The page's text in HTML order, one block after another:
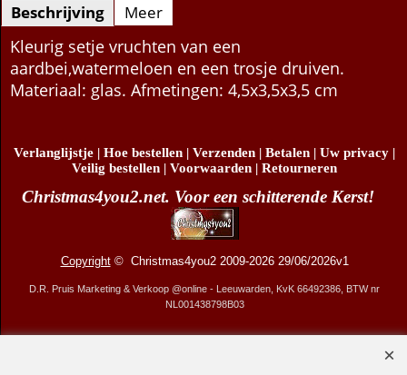
Beschrijving Meer
Kleurig setje vruchten van een
aardbei,watermeloen en een trosje druiven.
Materiaal: glas. Afmetingen: 4,5x3,5x3,5 cm
Verlanglijstje | Hoe bestellen | Verzenden | Betalen | Uw privacy |
Veilig bestellen | Voorwaarden | Retourneren
Christmas4you2.net. Voor een schitterende Kerst!
Copyright© Christmas4you2 2009-2026 29/06/2026v1
D.R. Pruis Marketing & Verkoop @online - Leeuwarden, KvK 66492386, BTW nr
NL001438798B03